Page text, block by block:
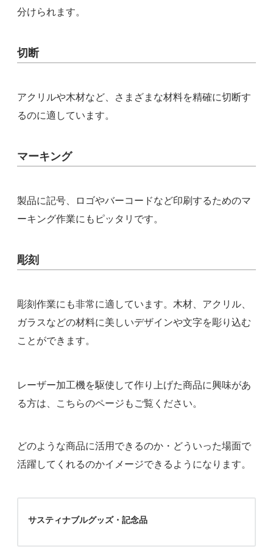
分けられます。
切断
アクリルや木材など、さまざまな材料を精確に切断す
るのに適しています。
マーキング
製品に記号、ロゴやバーコードなど印刷するためのマ
ーキング作業にもピッタリです。
彫刻
彫刻作業にも非常に適しています。木材、アクリル、
ガラスなどの材料に美しいデザインや文字を彫り込む
ことができます。
レーザー加工機を駆使して作り上げた商品に興味があ
る方は、こちらのページもご覧ください。
どのような商品に活用できるのか・どういった場面で
活躍してくれるのかイメージできるようになります。
サスティナブルグッズ・記念品